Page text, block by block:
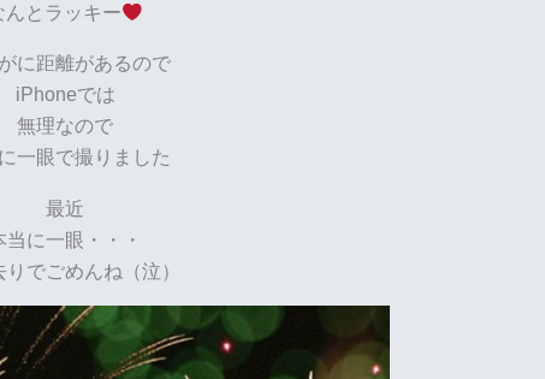
んとラッキー
に距離があるので
iPhoneでは
無理なので
一眼で撮りました
最近
当に一眼・・・
りでごめんね（泣）